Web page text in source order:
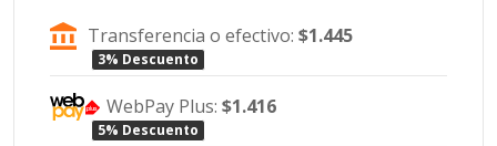
Transferencia o efectivo:$1.445
3% Descuento
WebPay Plus:$1.416
5% Descuento